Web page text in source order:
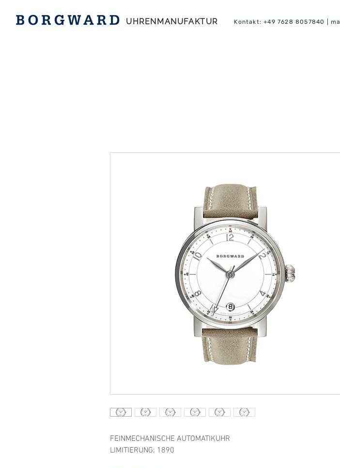
UHRENMANUFAKTUR Kontakt:+49 7628 8057840 |
FEINMECHANISCHE AUTOMATIKUHR
LIMITIERUNG: 1890